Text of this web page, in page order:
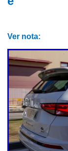
Ver nota: